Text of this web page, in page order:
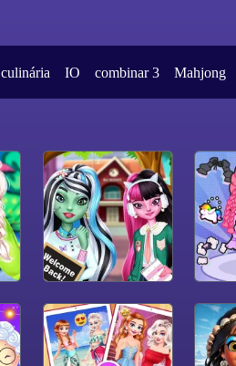
culinária IO combinar 3 Mahjong